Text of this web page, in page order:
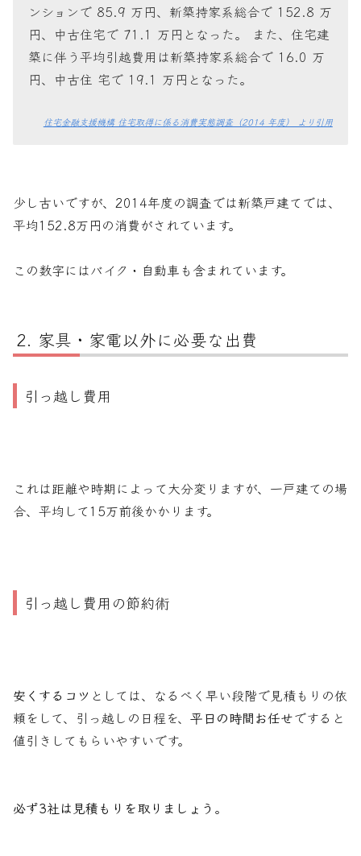
ンションで 85.9 万円、新築持家系総合で 152.8 万
円、中古住宅で 71.1 万円となった。 また、住宅建
築に伴う平均引越費用は新築持家系総合で 16.0 万
円、中古住 宅で 19.1 万円となった。
住宅金融支援機構 住宅取得に係る消費実態調査（2014 年度） より引用
少し古いですが、2014年度の調査では新築戸建てでは、
平均152.8万円の消費がされています。
この数字にはバイク・自動車も含まれています。
家具・家電以外に必要な出費
引っ越し費用
これは距離や時期によって大分変りますが、一戸建ての場
合、平均して15万前後かかります。
引っ越し費用の節約術
安くするコツ としては、なるべく早い段階で見積もりの依
頼をして、引っ越しの日程を、 平日の時間お任せですると
値引きしてもらいやすいです。
必ず3社は見積もりを取りましょう 。